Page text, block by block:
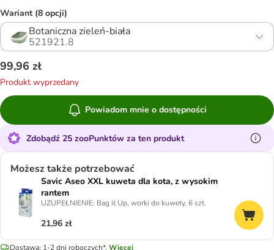
Wariant (8 opcji)
Botaniczna zieleń-biała
521921.8
99,96 zł
Produkt wyprzedany
Powiadom mnie o dostępności
Zdobądź 25 zooPunktów za ten produkt
Możesz także potrzebować
Savic Aseo XXL kuweta dla kota, z wysokim
rantem
UZUPEŁNIENIE: Bag it Up, worki do kuwety, 6 szt.
21,96 zł
Dostawa: 1-2 dni roboczych*. Więcej